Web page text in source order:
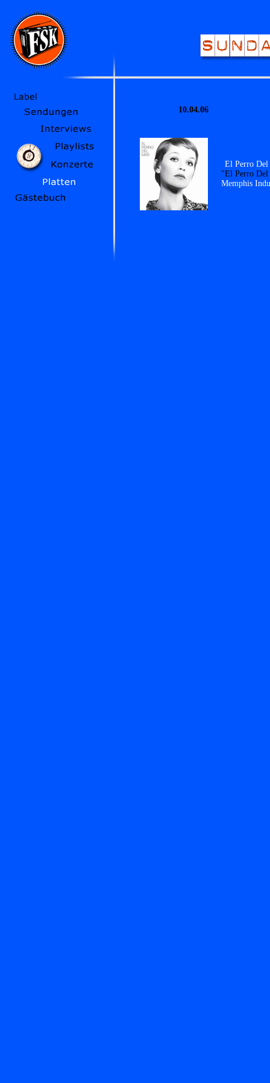
10.04.06
El Perro Del
"El Perro
Memphis